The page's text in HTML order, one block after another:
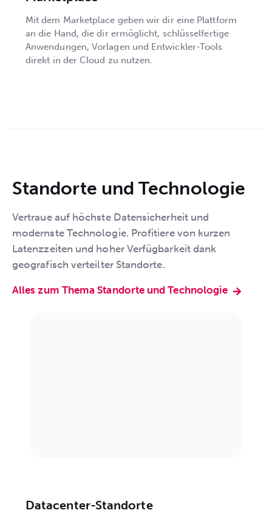
Mit dem Marketplace geben wir dir eine Plattform
an die Hand, die dir ermöglicht, schlüsselfertige
Anwendungen, Vorlagen und Entwickler-Tools
direkt in der Cloud zu nutzen.
Standorte und Technologie
Vertraue auf höchste Datensicherheit und
modernste Technologie. Profitiere von kurzen
Latenzzeiten und hoher Verfügbarkeit dank
geografisch verteilter Standorte.
Alles zum Thema Standorte und Technologie
Datacenter-Standorte